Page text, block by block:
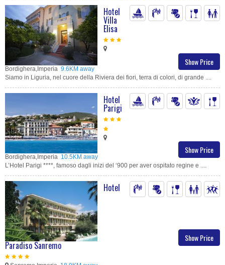
Show Price
Hotel
Villa
Elisa
Bordighera,Imperia 9.6KM away
Siamo in Liguria, nel cuore della Riviera dei fiori, terra di colori, di grande ....
Show Price
Hotel
Parigi
Bordighera,Imperia 10.5KM away
L’Hotel Parigi ****, famoso dagli inizi del ‘900 per aver ospitato regine e ....
Show Price
Hotel
Paradiso Sanremo